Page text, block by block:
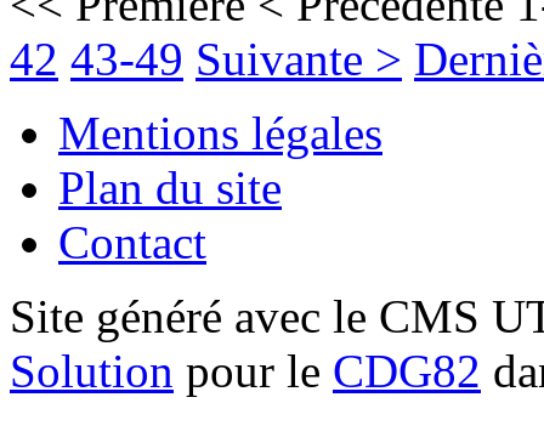
42 43-49 Suivante >
Mentions légales
Plan du site
Contact
Site généré avec le CMS
Solution pour le CDG82